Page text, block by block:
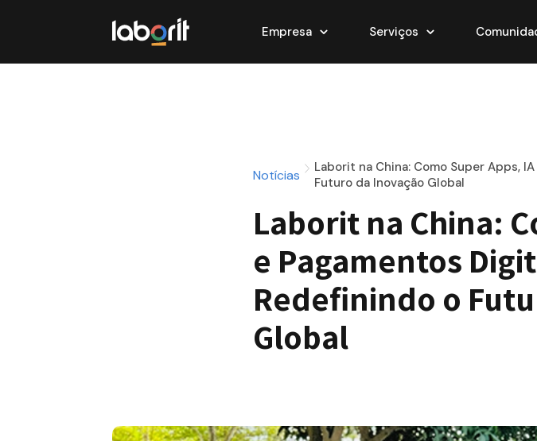
Empresa Serviços
Notícias
Laborit na China: Como Super Apps,
Futuro da Inovação Global
Laborit na China:
e Pagamentos
Redefinindo o
Global